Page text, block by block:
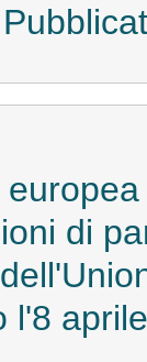
di
l'8